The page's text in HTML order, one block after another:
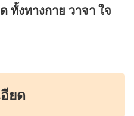
ทั้งทางกาย วาจา ใจ
ยด